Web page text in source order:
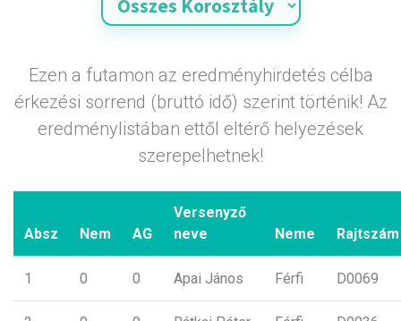
Ezen a futamon az eredményhirdetés célba
érkezési sorrend (bruttó idő) szerint történik! Az
eredménylistában ettől eltérő helyezések
szerepelhetnek!
Absz Nem AG
Versenyző
neve
Neme Rajtszám
1 0 0 Apai János Férfi D0069